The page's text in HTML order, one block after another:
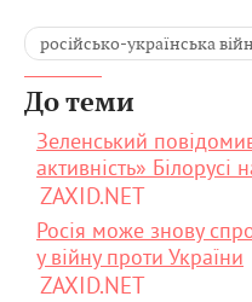
російсько-українська
До теми
Зеленський
активність» Білорусі
ZAXID.NET
Росія може знову
у війну проти України
ZAXID.NET